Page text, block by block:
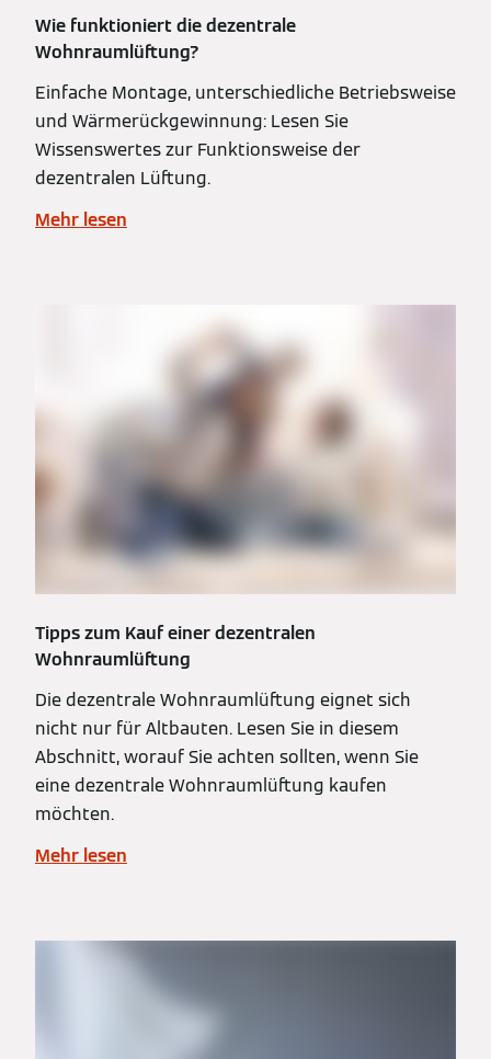
Wie funktioniert die dezentrale
Wohnraumlüftung?
Einfache Montage, unterschiedliche Betriebsweise
und Wärmerückgewinnung: Lesen Sie
Wissenswertes zur Funktionsweise der
dezentralen Lüftung.
Mehr lesen
Tipps zum Kauf einer dezentralen
Wohnraumlüftung
Die dezentrale Wohnraumlüftung eignet sich
nicht nur für Altbauten. Lesen Sie in diesem
Abschnitt, worauf Sie achten sollten, wenn Sie
eine dezentrale Wohnraumlüftung kaufen
möchten.
Mehr lesen